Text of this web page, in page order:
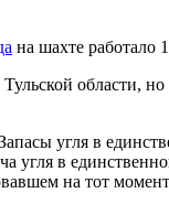
на шахте работало
области,
угля в
угля в
на тот